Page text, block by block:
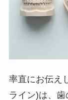
率直にお伝え
ライン)は、